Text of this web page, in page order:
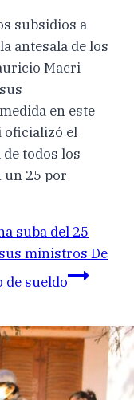
subsidios a
antesala de los
Macri
en este
oficializó el
todos los
un 25 por
suba del 25
ministros De
de sueldo